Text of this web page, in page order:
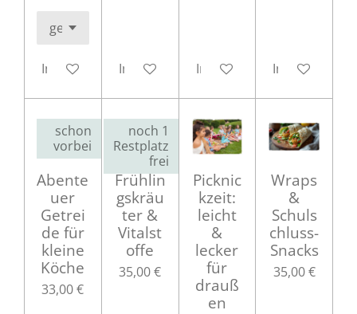
In den WarenkorbIn den WarenkorbIn den Warenkorb
In den
schon
vorbei
Abente
uer
Getrei
de für
kleine
Köche
33,00 €
noch 1
Restplatz
frei
Frühlin
gskräu
ter &
Vitalst
offe
35,00 €
Picknic
kzeit:
leicht
&
lecker
für
drauß
en
Wraps
&
Schuls
chluss-
Snacks
35,00 €